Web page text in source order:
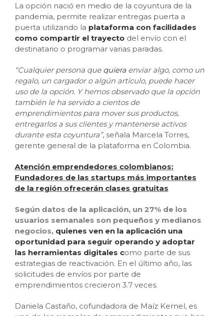
La opción nació en medio de la coyuntura de la
pandemia, permite realizar entregas puerta a
puerta utilizando la plataforma con facilidades
como compartir el trayecto del envío con el
destinatario o programar varias paradas.
“Cualquier persona que quiera enviar algo, como un
regalo, un cargador o algún artículo, puede hacer
uso de la opción. Y hemos observado que la opción
también le ha servido a cientos de
emprendimientos para mover sus productos,
entregarlos a sus clientes y mantenerse activos
durante esta coyuntura”, señala Marcela Torres,
gerente general de la plataforma en Colombia.
Atención emprendedores colombianos:
Fundadores de las startups más importantes
de la región ofrecerán clases gratuitas
Según datos de la aplicación, un 27% de los
usuarios semanales son pequeños y medianos
negocios, quienes ven en la aplicación una
oportunidad para seguir operando y adoptar
las herramientas digitales como parte de sus
estrategias de reactivación. En el último año, las
solicitudes de envíos por parte de
emprendimientos crecieron 3.7 veces.
Daniela Castaño, cofundadora de Maíz Kernel, es